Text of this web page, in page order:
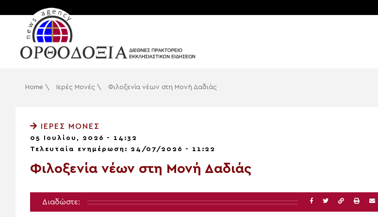
Home \ Ιερές Μονές \ Φιλοξενία νέων στη Μονή Δαδιάς
ΙΕΡΈΣ ΜΟΝΈΣ
05 Ιουλίου, 2026 - 14:32
Τελευταία ενημέρωση: 24/07/2026 - 11:22
Φιλοξενία νέων στη Μονή Δαδιάς
Διαδώστε: